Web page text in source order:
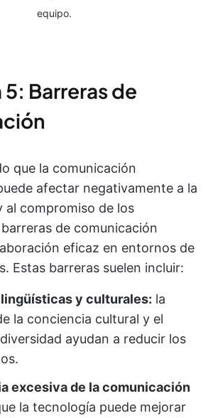
equipo.
Barreras de
que la comunicación
afectar negativamente a la
al compromiso de los
de comunicación
eficaz en entornos de
Estas barreras suelen incluir:
y culturales: la
la conciencia cultural y el
ayudan a reducir los
excesiva de la comunicación
la tecnología puede mejorar